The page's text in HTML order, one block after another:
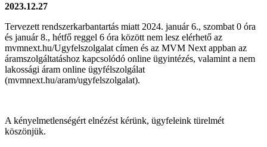
2023.12.27
Tervezett rendszerkarbantartás miatt 2024. január 6., szombat 0 óra
és január 8., hétfő reggel 6 óra között nem lesz elérhető az
mvmnext.hu/Ugyfelszolgalat címen és az MVM Next appban az
áramszolgáltatáshoz kapcsolódó online ügyintézés, valamint a nem
lakossági áram online ügyfélszolgálat
(mvmnext.hu/aram/ugyfelszolgalat).
A kényelmetlenségért elnézést kérünk, ügyfeleink türelmét
köszönjük.